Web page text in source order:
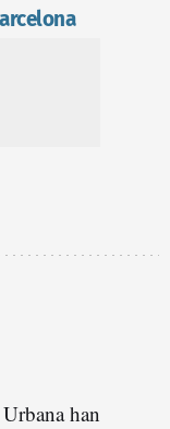
han